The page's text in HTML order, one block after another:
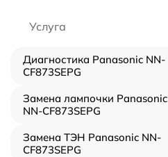
Услуга
Диагностика Panasonic NN-
CF873SEPG
Замена лампочки Panasonic
NN-CF873SEPG
Замена ТЭН Panasonic NN-
CF873SEPG